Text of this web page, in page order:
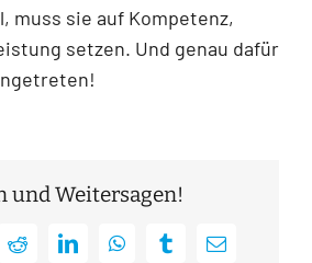
muss sie auf Kompetenz,
setzen. Und genau dafür
und Weitersagen!
RedditLinkedInWhatsAppTumblrE-